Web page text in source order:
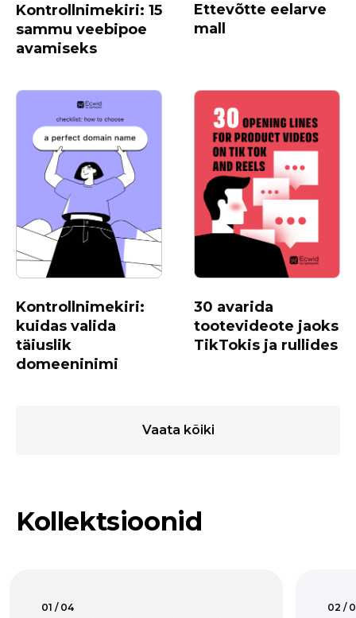
Kontrollnimekiri: 15
sammu veebipoe
avamiseks
Ettevõtte eelarve
mall
Kontrollnimekiri:
kuidas valida
täiuslik
domeeninimi
30 avarida
tootevideote jaoks
TikTokis ja rullides
Vaata kõiki
Kollektsioonid
01 / 04 02 /